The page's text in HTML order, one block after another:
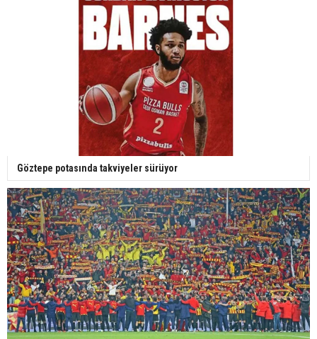
Göztepe potasında takviyeler sürüyor